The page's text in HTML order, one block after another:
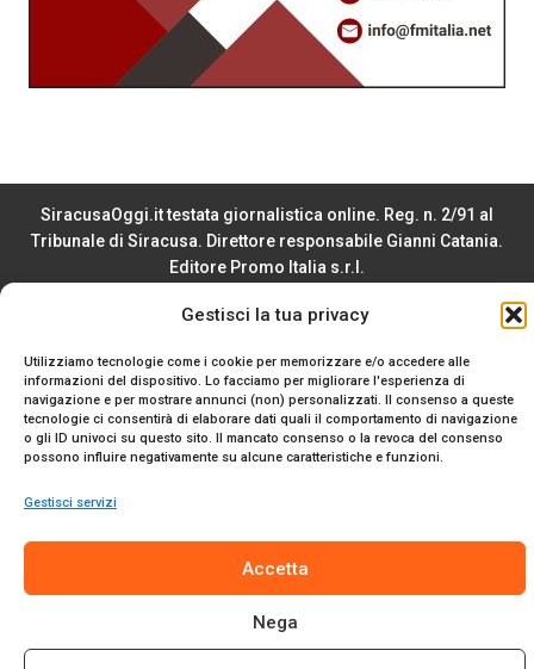
Gestisci la tua privacy
Utilizziamo tecnologie come i cookie per memorizzare e/o accedere alle
informazioni del dispositivo. Lo facciamo per migliorare l'esperienza di
navigazione e per mostrare annunci (non) personalizzati. Il consenso a queste
tecnologie ci consentirà di elaborare dati quali il comportamento di navigazione
o gli ID univoci su questo sito. Il mancato consenso o la revoca del consenso
possono influire negativamente su alcune caratteristiche e funzioni.
Gestisci servizi
Accetta
Nega
SiracusaOggi.it testata giornalistica online. Reg. n. 2/91 al
Tribunale di Siracusa. Direttore responsabile Gianni Catania.
Editore Promo Italia s.r.l.
realizzato daWeb-Arte.it